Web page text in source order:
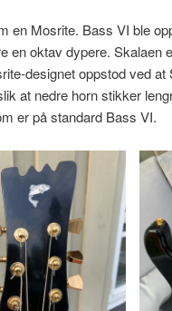
en Mosrite. Bass VI ble
en oktav dypere. Skalaen
designet oppstod ved
at nedre horn stikker
er på standard Bass VI.